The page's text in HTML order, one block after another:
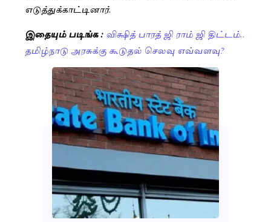
எடுத்துக்காட்டினார்.
இதையும் படிங்க : விக்ஷித் பாரத் ஜி ராம் ஜி திட்டம்..
தமிழ்நாடு அரசுக்கு கூடுதல் செலவு எவ்வளவு?